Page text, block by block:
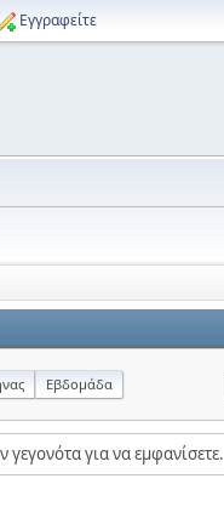
Εγγραφείτε
Εβδομάδα
γεγονότα για να εμφανίσετε.